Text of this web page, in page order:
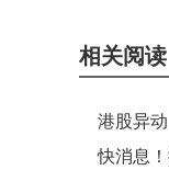
相关阅读
港股异
公司近
快消息